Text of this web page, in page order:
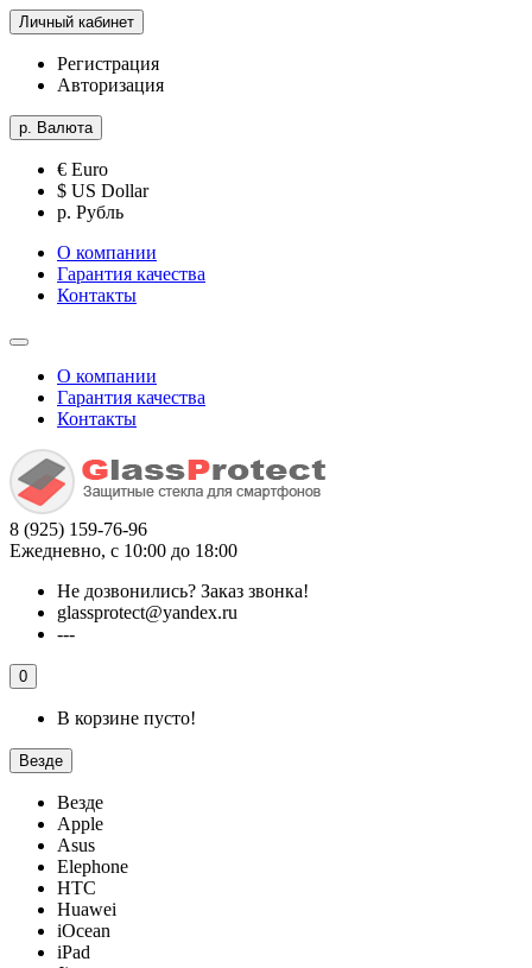
Личный кабинет
Регистрация
Авторизация
р. Валюта
€ Euro
$ US Dollar
р. Рубль
О компании
Гарантия качества
Контакты
О компании
Гарантия качества
Контакты
8 (925) 159-76-96
Ежедневно, с 10:00 до 18:00
Не дозвонились? Заказ звонка!
glassprotect@yandex.ru
---
0
В корзине пусто!
Везде
Везде
Apple
Asus
Elephone
HTC
Huawei
iOcean
iPad